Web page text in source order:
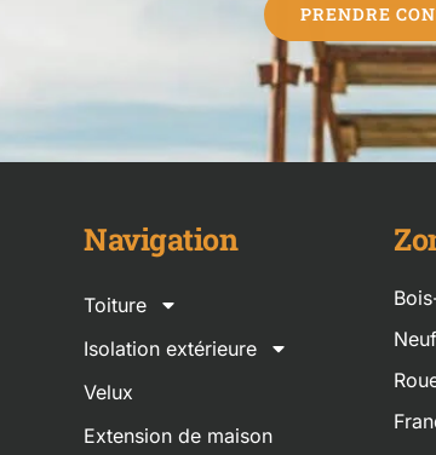
PRENDRE
Navigation
Toiture
Isolation extérieure
Velux
Extension de maison